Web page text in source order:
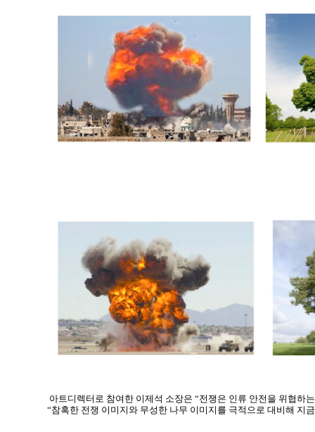
아트디렉터로 참여한 이제석 소장은 “전쟁은 인류 안전을 위협하
“참혹한 전쟁 이미지와 무성한 나무 이미지를 극적으로 대비해 지